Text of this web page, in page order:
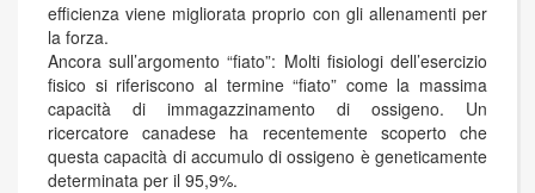
efficienza viene migliorata proprio con gli allenamenti per
la forza.
Ancora sull’argomento “fiato”: Molti fisiologi dell’esercizio
fisico si riferiscono al termine “fiato” come la massima
capacità di immagazzinamento di ossigeno. Un
ricercatore canadese ha recentemente scoperto che
questa capacità di accumulo di ossigeno è geneticamente
determinata per il 95,9%.